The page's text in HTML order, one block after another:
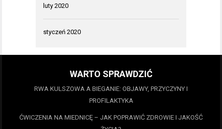
luty 2020
styczeń 2020
WARTO SPRAWDZIĆ
RWA KULSZOWA A BIEGANIE: OBJAWY, PRZYCZYNY I
PROFILAKTYKA
ĆWICZENIA NA MIEDNICĘ – JAK POPRAWIĆ ZDROWIE I JAKOŚĆ